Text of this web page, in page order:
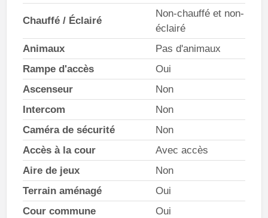
Chauffé / Éclairé
Non-chauffé et non-
éclairé
Animaux
Pas d'animaux
Rampe d'accès
Oui
Ascenseur
Non
Intercom
Non
Caméra de sécurité
Non
Accès à la cour
Avec accès
Aire de jeux
Non
Terrain aménagé
Oui
Cour commune
Oui